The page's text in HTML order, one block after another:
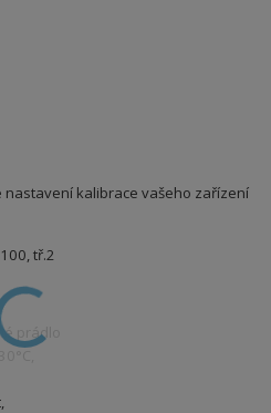
nastavení kalibrace vašeho zařízení
tř.2
prádlo